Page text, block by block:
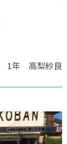
1年 高梨紗良